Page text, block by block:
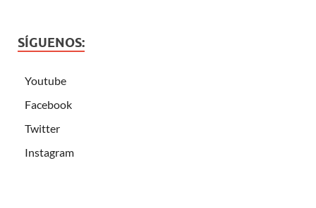
SÍGUENOS:
Youtube
Facebook
Twitter
Instagram